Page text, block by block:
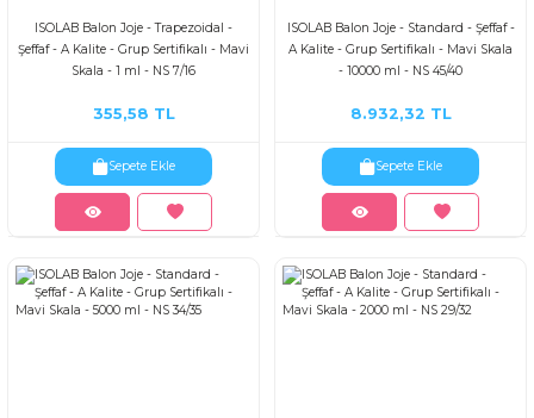
ISOLAB Balon Joje - Trapezoidal -
Şeffaf - A Kalite - Grup Sertifikalı - Mavi
Skala - 1 ml - NS 7/16
355,58 TL
Sepete Ekle
ISOLAB Balon Joje - Standard - Şeffaf -
A Kalite - Grup Sertifikalı - Mavi Skala
- 10000 ml - NS 45/40
8.932,32 TL
Sepete Ekle